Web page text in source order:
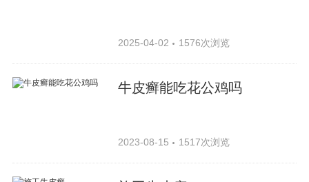
2025-04-02 1576次浏览
牛皮癣能吃花公鸡吗
2023-08-15 1517次浏览